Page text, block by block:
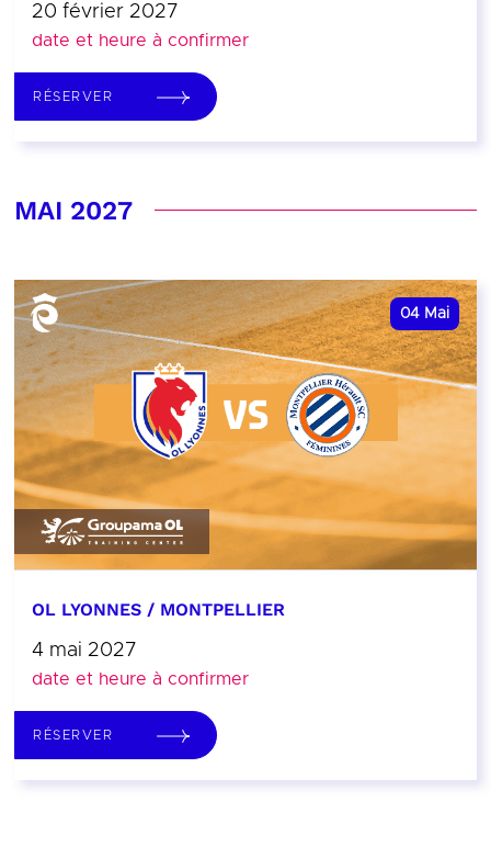
20 février 2027
date et heure à confirmer
RÉSERVER
MAI 2027
04 Mai
OL LYONNES / MONTPELLIER
4 mai 2027
date et heure à confirmer
RÉSERVER